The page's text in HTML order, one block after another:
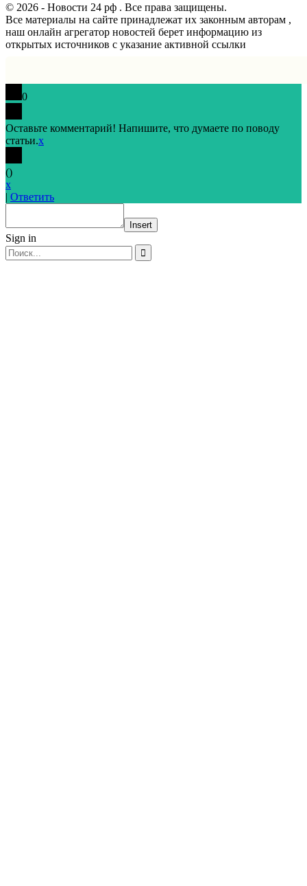
© 2026 - Новости 24 рф . Все права защищены.
Все материалы на сайте принадлежат их законным авторам ,
наш онлайн агрегатор новостей берет информацию из
открытых источников с указание активной ссылки
0
Оставьте комментарий! Напишите, что думаете по поводу
статьи.x
()
x
| Ответить
Insert
Sign in